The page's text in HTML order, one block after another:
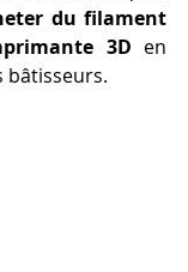
du filament
3D en
bâtisseurs.